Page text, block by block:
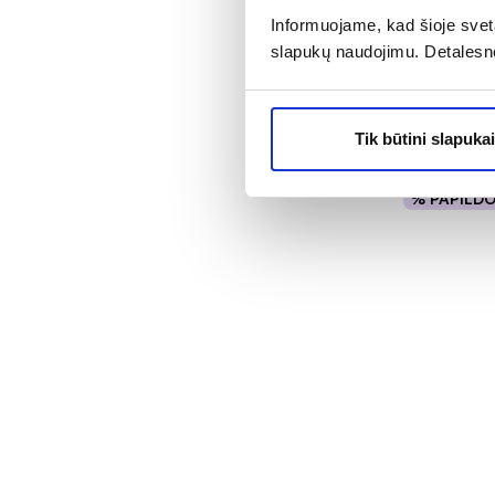
Informuojame, kad šioje
slapukų naudojimu.
Tik būtini slapukai
VITA-LAB
FORTE
Įvertinimas
2,98 €*
%
Į